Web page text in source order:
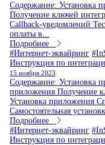
Содержание: Установка
Получение ключей
Callback-уведомлений
оплаты в...
Подробнее
#Интернет-эквайринг
Инструкция по
15 ноября 2023
Содержание: Установка
приложения Получение
Установка приложения
Самостоятельная
Подробнее
#Интернет-эквайринг
Инструкция по